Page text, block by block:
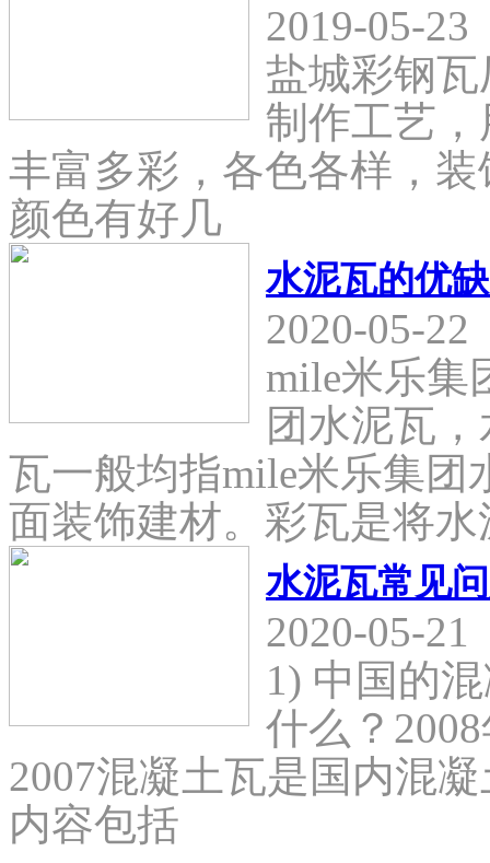
2019-05-23
盐城彩钢
制作工艺
丰富多彩，各色各样，
颜色有好几
水泥瓦的优
2020-05-22
mile米乐集
团水泥瓦
瓦一般均指mile米乐集团
面装饰建材。彩瓦是将
水泥瓦常见
2020-05-21
1) 中国的
什么？
2007混凝土瓦是国内混
内容包括